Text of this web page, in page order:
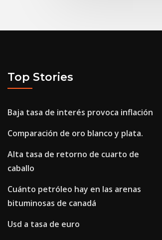
Top Stories
Baja tasa de interés provoca inflación
Comparación de oro blanco y plata.
Alta tasa de retorno de cuarto de
caballo
Cuánto petróleo hay en las arenas
bituminosas de canadá
Usd a tasa de euro